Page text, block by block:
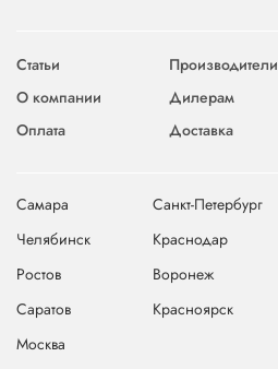
Статьи Производители
О компании
Дилерам
Оплата
Доставка
Самара Санкт-Петербург
Челябинск
Краснодар
Ростов
Воронеж
Саратов
Красноярск
Москва